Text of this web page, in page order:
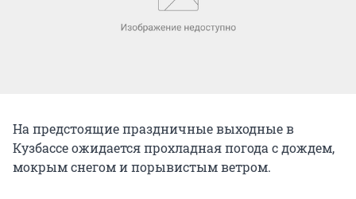
На предстоящие праздничные выходные в
Кузбассе ожидается прохладная погода с дождем,
мокрым снегом и порывистым ветром.